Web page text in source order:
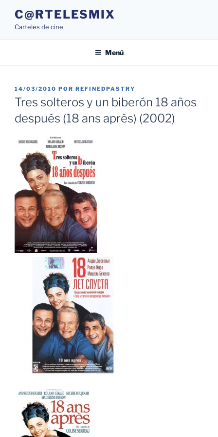
contenido
C@RTELESMIX
Carteles de cine
Menú
PUBLICADO
EL
14/03/2010 POR REFINEDPASTRY
Tres solteros y un biberón 18 años
después (18 ans après) (2002)